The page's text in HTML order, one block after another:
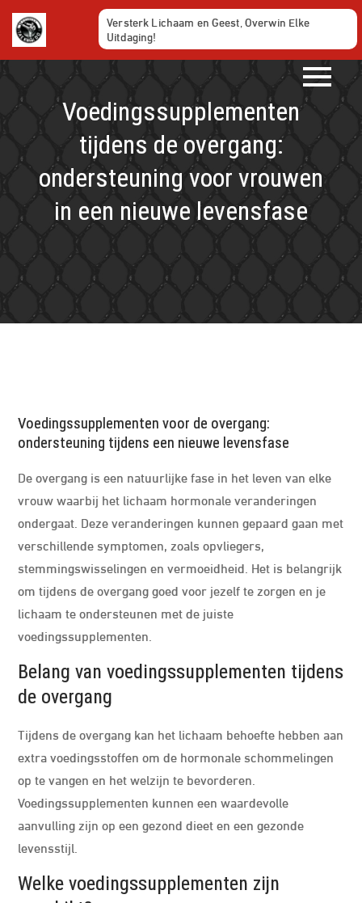
Ga
naar
de
inhoud
Versterk Lichaam en Geest, Overwin Elke
Uitdaging!
Voedingssupplementen
tijdens de overgang:
ondersteuning voor vrouwen
in een nieuwe levensfase
Voedingssupplementen voor de overgang:
ondersteuning tijdens een nieuwe levensfase
De overgang is een natuurlijke fase in het leven van elke
vrouw waarbij het lichaam hormonale veranderingen
ondergaat. Deze veranderingen kunnen gepaard gaan met
verschillende symptomen, zoals opvliegers,
stemmingswisselingen en vermoeidheid. Het is belangrijk
om tijdens de overgang goed voor jezelf te zorgen en je
lichaam te ondersteunen met de juiste
voedingssupplementen.
Belang van voedingssupplementen tijdens
de overgang
Tijdens de overgang kan het lichaam behoefte hebben aan
extra voedingsstoffen om de hormonale schommelingen
op te vangen en het welzijn te bevorderen.
Voedingssupplementen kunnen een waardevolle
aanvulling zijn op een gezond dieet en een gezonde
levensstijl.
Welke voedingssupplementen zijn